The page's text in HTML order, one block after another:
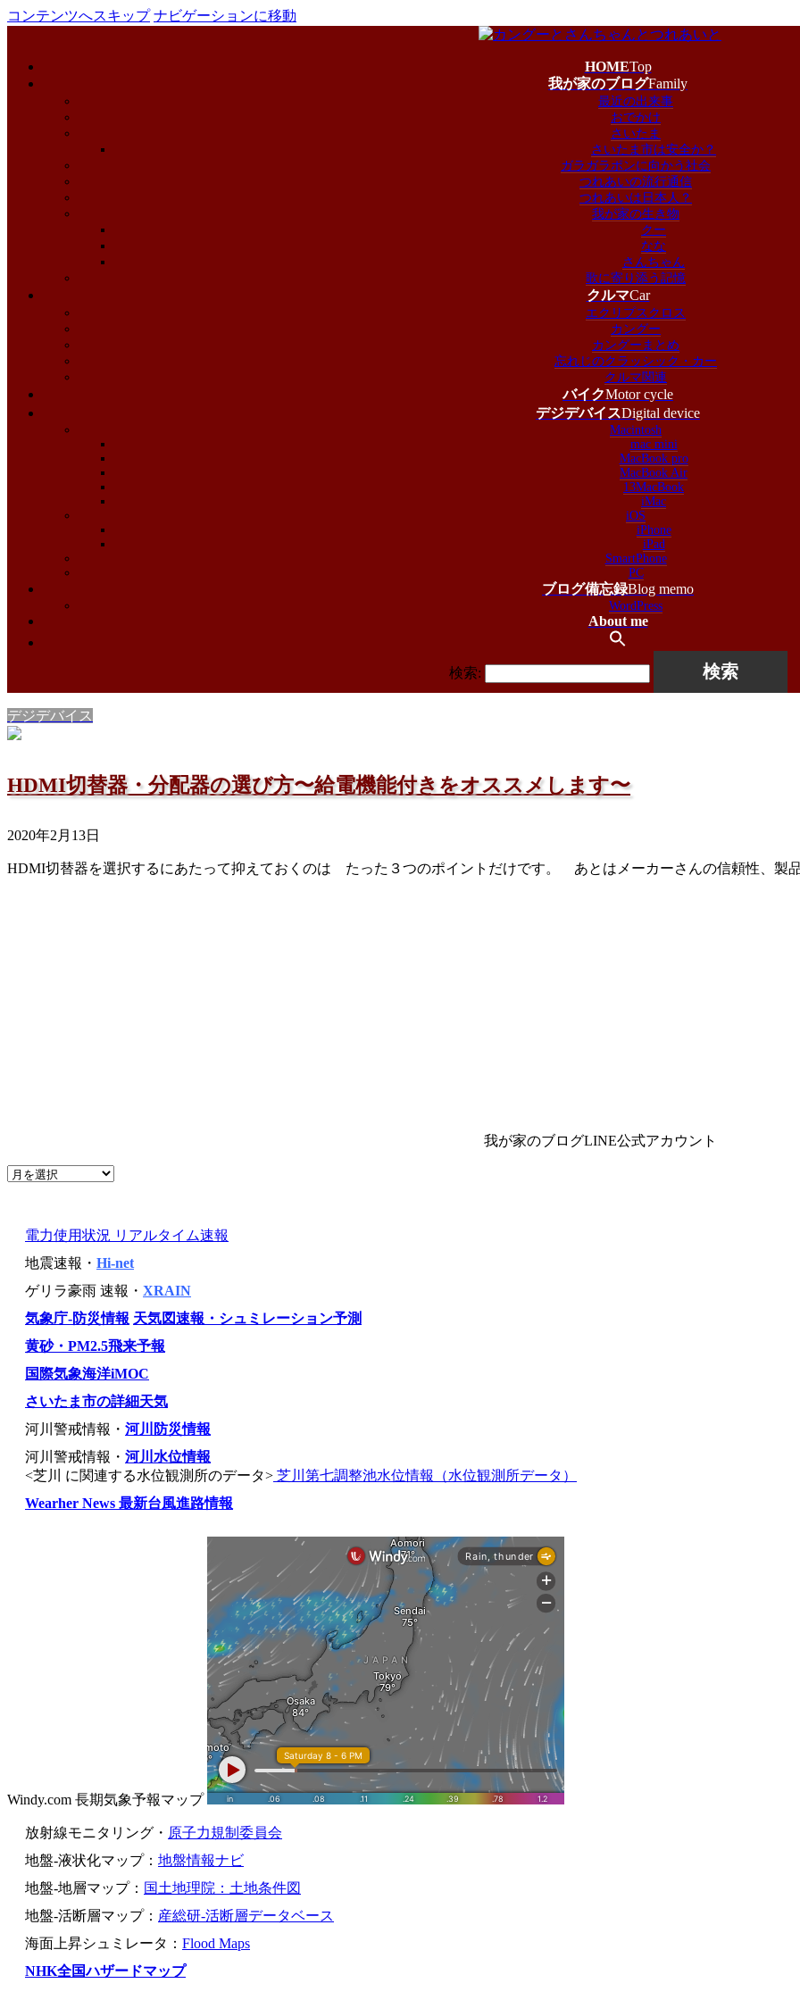
コンテンツへスキップ ナビゲーションに移動
HOMETop
我が家のブログFamily
最近の出来事
おでかけ
さいたま
さいたま市は安全か？
ガラガラポンに向かう社会
つれあいの流行通信
つれあいは日本人？
我が家の生き物
クー
なな
さんちゃん
歌に寄り添う記憶
クルマCar
エクリプスクロス
カングー
カングーまとめ
忘れじのクラッシック・カー
クルマ関連
バイクMotor cycle
デジデバイスDigital device
Macintosh
mac mini
MacBook pro
MacBook Air
13MacBook
iMac
iOS
iPhone
iPad
SmartPhone
PC
ブログ備忘録Blog memo
WordPress
About me
検索:
デジデバイス
HDMI切替器・分配器の選び方〜給電機能付きをオススメします〜
2020年2月13日
HDMI切替器を選択するにあたって抑えておくのは たった３つのポイントだけです。 あとはメーカーさんの信頼性、製品
我が家のブログLINE公式アカウント
電力使用状況 リアルタイム速報
地震速報・ Hi-net
ゲリラ豪雨 速報・ XRAIN
気象庁-防災情報 天気図速報・シュミレーション予測
黄砂・PM2.5飛来予報
国際気象海洋iMOC
さいたま市の詳細天気
河川警戒情報・ 河川防災情報
河川警戒情報・ 河川水位情報
<芝川 に関連する水位観測所のデータ> 芝川第七調整池水位情報（水位観測所データ）
Wearher News 最新台風進路情報
Windy.com 長期気象予報マップ
放射線モニタリング・ 原子力規制委員会
地盤-液状化マップ： 地盤情報ナビ
地盤-地層マップ： 国土地理院：土地条件図
地盤-活断層マップ： 産総研-活断層データベース
海面上昇シュミレータ： Flood Maps
NHK全国ハザードマップ